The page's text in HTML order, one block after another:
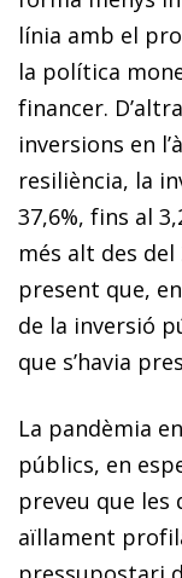
línia amb el
la política
financer.
inversions en
resiliència, la
37,6%, fins al
més alt des
present que,
de la inversió
que s’havia
La pandèmia
públics, en
preveu que les
aïllament